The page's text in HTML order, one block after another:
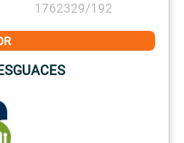
1762329/192